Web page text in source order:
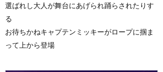
選ばれし大人が舞台にあげられ踊らされたりす
る
お待ちかねキャプテンミッキーがロープに掴ま
って上から登場